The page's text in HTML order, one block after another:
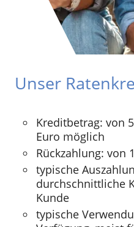
Unser
Kreditbetrag: von
Euro möglich
Rückzahlung: von
typische
durchschnittliche
Kunde
typische